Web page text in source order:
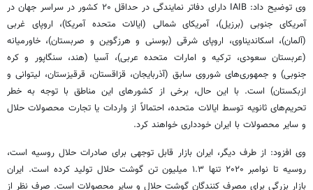
وی توضیح داد: IAIB دارای دفاتر نمایندگی در حداقل ۲۰ کشور در سراسر جهان در
آمریکای جنوبی (برزیل)، آمریکای شمالی (ایالات متحده آمریکا)، اروپای غربی
(آلمان)، اسکاندیناوی، اروپای شرقی (بوسنی و هرزگوین و صربستان)، خاورمیانه
(عربستان سعودی، ترکیه و امارات متحده عربی)، آسیا (هند، سنگاپور و کره
جنوبی) و جمهوری‌های شوروی سابق (آذربایجان، قزاقستان، قرقیزستان، لیتوانی و
ازبکستان) است. با این حال، برخی از کشورهای این مناطق با توجه به خطر
تحریم‌های ثانویه توسط ایالات متحده، احتمالاً از واردات یا تجارت محصولات حلال
و سایر محصولات با ایران خودداری خواهند کرد.
وی افزود: از طرف دیگر، ایران بازار قابل توجهی برای صادرات حلال روسیه است،
روسیه تا نوامبر ۲۰۲۰ تنها ۱.۳ میلیون تن گوشت حلال تولید کرده است. ایران
بازار بزرگی برای مصرف کنندگان گوشت حلال و سایر محصولات است. صرف نظر از